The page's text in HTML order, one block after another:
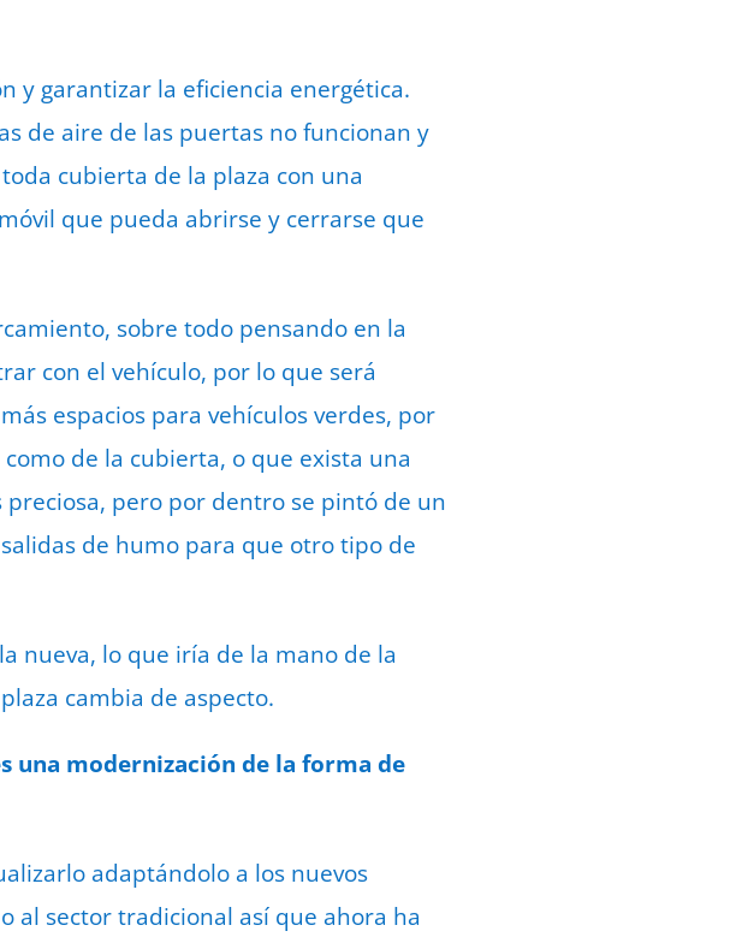
y garantizar la eficiencia energética.
de aire de las puertas no funcionan y
cubierta de la plaza con una
que pueda abrirse y cerrarse que
sobre todo pensando en la
con el vehículo, por lo que será
espacios para vehículos verdes, por
de la cubierta, o que exista una
pero por dentro se pintó de un
de humo para que otro tipo de
nueva, lo que iría de la mano de la
cambia de aspecto.
una modernización de la forma de
adaptándolo a los nuevos
al sector tradicional así que ahora ha